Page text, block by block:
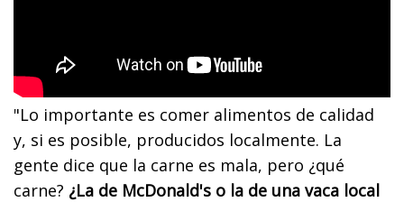
"Lo importante es comer alimentos de calidad
y, si es posible, producidos localmente. La
gente dice que la carne es mala, pero ¿qué
carne? ¿La de McDonald's o la de una vaca local